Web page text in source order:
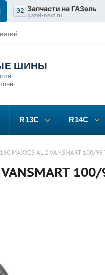
02 Запчасти на ГАЗель
gazel-next.ru
ШИНЫ
R13C R14C
MAXXIS AL 2 VANSMART 100/98